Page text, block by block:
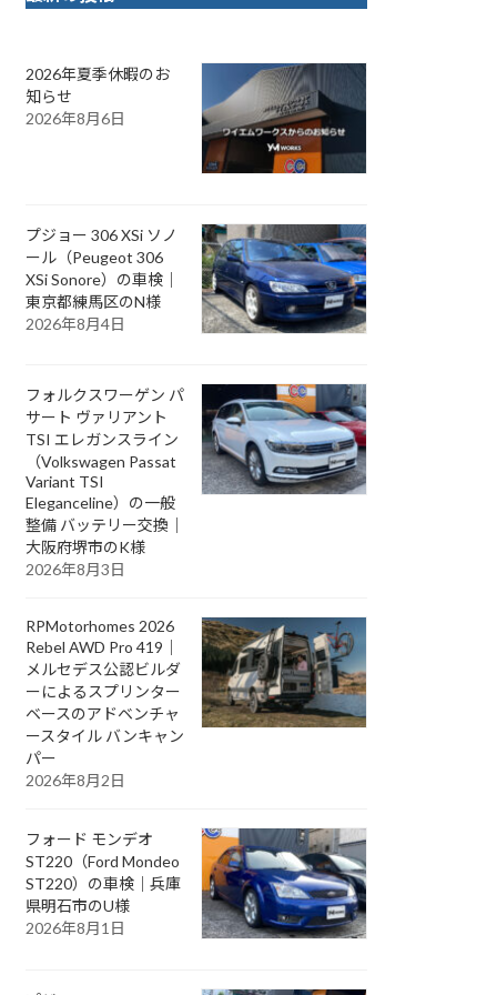
2026年夏季休暇のお
知らせ
2026年8月6日
プジョー 306 XSi ソノ
ール（Peugeot 306
XSi Sonore）の車検｜
東京都練馬区のN様
2026年8月4日
フォルクスワーゲン パ
サート ヴァリアント
TSI エレガンスライン
（Volkswagen Passat
Variant TSI
Eleganceline）の一般
整備 バッテリー交換｜
大阪府堺市のK様
2026年8月3日
RPMotorhomes 2026
Rebel AWD Pro 419｜
メルセデス公認ビルダ
ーによるスプリンター
ベースのアドベンチャ
ースタイル バンキャン
パー
2026年8月2日
フォード モンデオ
ST220（Ford Mondeo
ST220）の車検｜兵庫
県明石市のU様
2026年8月1日